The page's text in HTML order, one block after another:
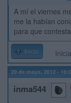
A mí el viernes
me la habían
para que
Inicio
29 de mayo, 2012 -
inma544